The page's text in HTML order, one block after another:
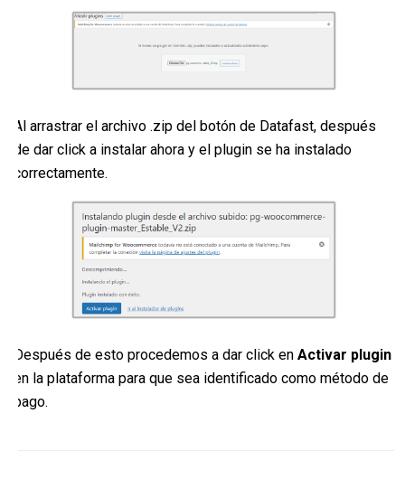
Al arrastrar el archivo .zip del botón de Datafast, después
de dar click a instalar ahora y el plugin se ha instalado
correctamente.
Después de esto procedemos a dar click en Activar plugin
en la plataforma para que sea identificado como método de
pago.